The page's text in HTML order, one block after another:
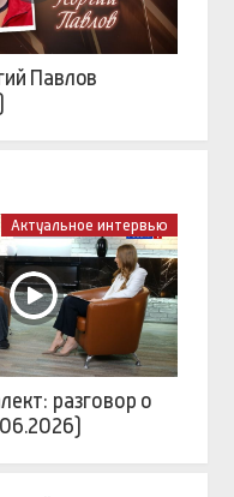
Павлов
Актуальное интервью
разговор о